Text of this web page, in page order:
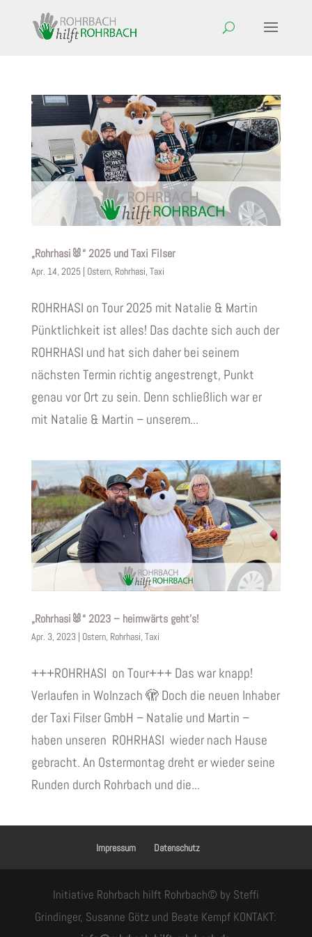
„Rohrhasi🐰“ 2025 und Taxi Filser
Apr. 14, 2025| Ostern, Rohrhasi, Taxi
ROHRHASI on Tour 2025 mit Natalie & Martin
Pünktlichkeit ist alles! Das dachte sich auch der
ROHRHASI und hat sich daher bei seinem
nächsten Termin richtig angestrengt, Punkt
genau vor Ort zu sein. Denn schließlich war er
mit Natalie & Martin – unserem...
„Rohrhasi🐰“ 2023 – heimwärts geht’s!
Apr. 3, 2023| Ostern, Rohrhasi, Taxi
+++ROHRHASI on Tour+++ Das war knapp!
Verlaufen in Wolnzach 🫣 Doch die neuen Inhaber
der Taxi Filser GmbH – Natalie und Martin –
haben unseren ROHRHASI wieder nach Hause
gebracht. An Ostermontag dreht er wieder seine
Runden durch Rohrbach und die...
Impressum Datenschutz
Initiative Rohrbach hilft Rohrbach© by Steffi
Grindinger, Susanne Götz und Beate Kempf KONTAKT: